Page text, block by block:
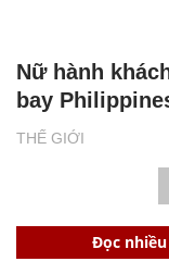
THẾ GIỚI
Nữ hành
bay
Đọc nhiều